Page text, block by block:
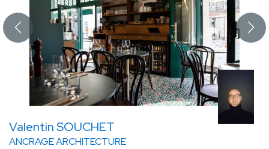
Valentin SOUCHET
ANCRAGE ARCHITECTURE